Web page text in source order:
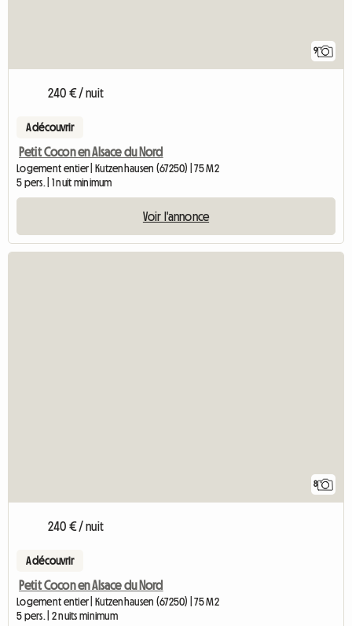
9
240 € / nuit
A découvrir
Petit Cocon en Alsace du Nord
Logement entier | Kutzenhausen (67250) | 75 M2
5 pers. | 1 nuit minimum
Voir l'annonce
8
240 € / nuit
A découvrir
Petit Cocon en Alsace du Nord
Logement entier | Kutzenhausen (67250) | 75 M2
5 pers. | 2 nuits minimum